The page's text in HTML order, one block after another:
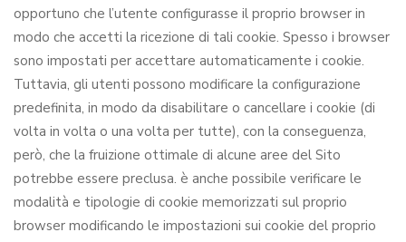
opportuno che l’utente configurasse il proprio browser in
modo che accetti la ricezione di tali cookie. Spesso i browser
sono impostati per accettare automaticamente i cookie.
Tuttavia, gli utenti possono modificare la configurazione
predefinita, in modo da disabilitare o cancellare i cookie (di
volta in volta o una volta per tutte), con la conseguenza,
però, che la fruizione ottimale di alcune aree del Sito
potrebbe essere preclusa. è anche possibile verificare le
modalità e tipologie di cookie memorizzati sul proprio
browser modificando le impostazioni sui cookie del proprio